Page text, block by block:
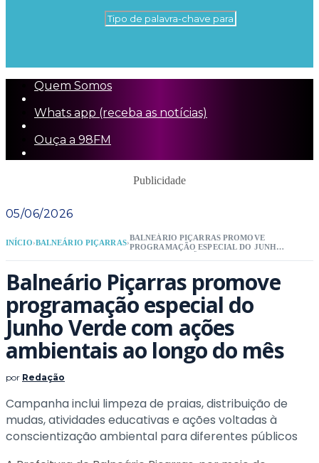
Quem Somos
Whats app (receba as notícias)
Ouça a 98FM
Publicidade
05/06/2026
INÍCIO›BALNEÁRIO PIÇARRAS›
BALNEÁRIO PIÇARRAS PROMOVE
PROGRAMAÇÃO ESPECIAL DO JUNHO
Balneário Piçarras promove
programação especial do
Junho Verde com ações
ambientais ao longo do mês
por Redação
Campanha inclui limpeza de praias, distribuição de
mudas, atividades educativas e ações voltadas à
conscientização ambiental para diferentes públicos